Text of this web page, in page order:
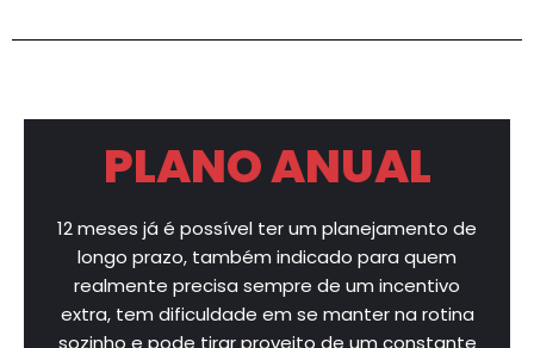
PLANO ANUAL
12 meses já é possível ter um planejamento de
longo prazo, também indicado para quem
realmente precisa sempre de um incentivo
extra, tem dificuldade em se manter na rotina
sozinho e pode tirar proveito de um constante